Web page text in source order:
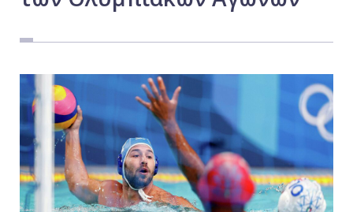
Ελλάδα
Τοπικά
Αγροτικά
Οικονομία
Πολιτική
Αθλητικά